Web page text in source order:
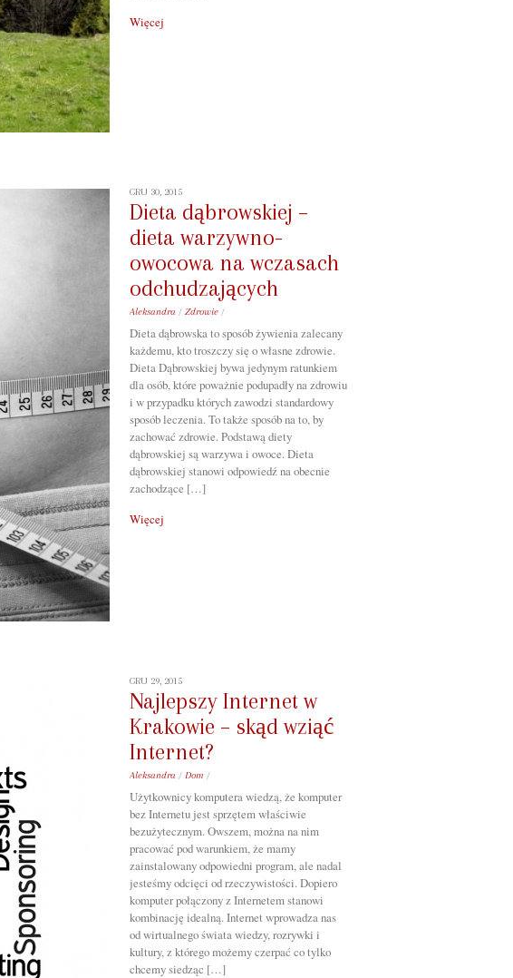
Więcej
GRU 30, 2015
Dieta dąbrowskiej –
dieta warzywno-
owocowa na wczasach
odchudzających
Aleksandra / Zdrowie /
Dieta dąbrowska to sposób żywienia zalecany
każdemu, kto troszczy się o własne zdrowie.
Dieta Dąbrowskiej bywa jedynym ratunkiem
dla osób, które poważnie podupadły na zdrowiu
i w przypadku których zawodzi standardowy
sposób leczenia. To także sposób na to, by
zachować zdrowie. Podstawą diety
dąbrowskiej są warzywa i owoce. Dieta
dąbrowskiej stanowi odpowiedź na obecnie
zachodzące […]
Więcej
GRU 29, 2015
Najlepszy Internet w
Krakowie – skąd wziąć
Internet?
Aleksandra / Dom /
Użytkownicy komputera wiedzą, że komputer
bez Internetu jest sprzętem właściwie
bezużytecznym. Owszem, można na nim
pracować pod warunkiem, że mamy
zainstalowany odpowiedni program, ale nadal
jesteśmy odcięci od rzeczywistości. Dopiero
komputer połączony z Internetem stanowi
kombinację idealną. Internet wprowadza nas
od wirtualnego świata wiedzy, rozrywki i
kultury, z którego możemy czerpać co tylko
chcemy siedząc […]